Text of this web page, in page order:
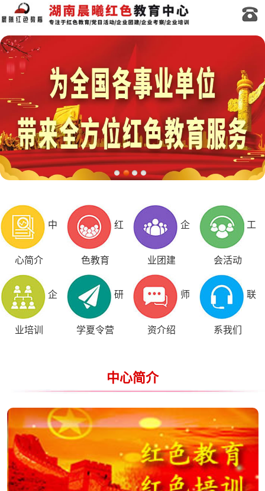
中
心简介
红
色教育
企
业团建
工
会活动
企
业培训
研
学夏令营
师
资介绍
联
系我们
中心简介